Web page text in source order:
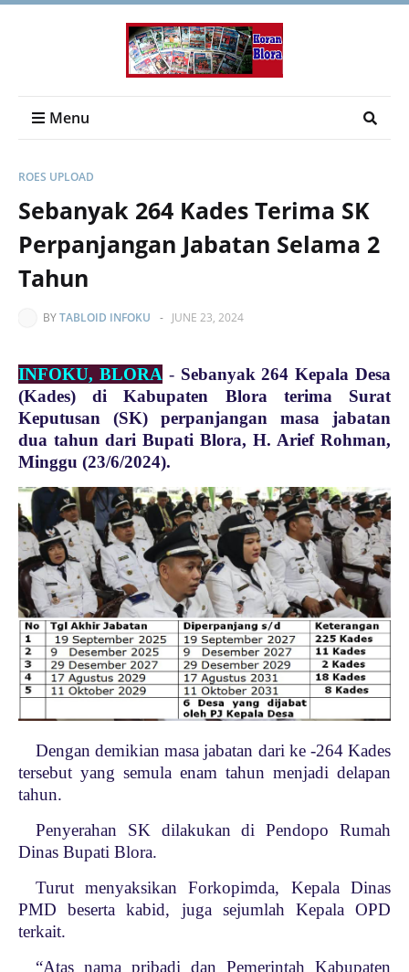
Menu
ROES UPLOAD
Sebanyak 264 Kades Terima SK
Perpanjangan Jabatan Selama 2
Tahun
BYTABLOID INFOKU - JUNE 23, 2024
INFOKU, BLORA - Sebanyak 264 Kepala Desa
(Kades) di Kabupaten Blora terima Surat
Keputusan (SK) perpanjangan masa jabatan
dua tahun dari Bupati Blora, H. Arief Rohman,
Minggu (23/6/2024).
Dengan demikian masa jabatan dari ke -264 Kades
tersebut yang semula enam tahun menjadi delapan
tahun.
Penyerahan SK dilakukan di Pendopo Rumah
Dinas Bupati Blora.
Turut menyaksikan Forkopimda, Kepala Dinas
PMD beserta kabid, juga sejumlah Kepala OPD
terkait.
“Atas nama pribadi dan Pemerintah Kabupaten